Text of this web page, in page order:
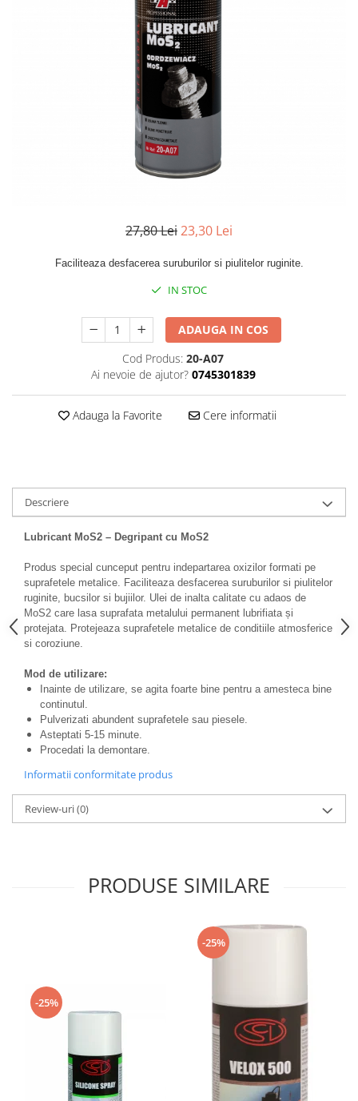
27,80 Lei23,30 Lei
Faciliteaza desfacerea suruburilor si piulitelor ruginite.
IN STOC
ADAUGA IN COS
Cod Produs: 20-A07
Ai nevoie de ajutor? 0745301839
Adauga la Favorite Cere informatii
Descriere
Lubricant MoS2 – Degripant cu MoS2
Produs special cunceput pentru indepartarea oxizilor formati pe
suprafetele metalice. Faciliteaza desfacerea suruburilor si piulitelor
ruginite, bucsilor si bujiilor. Ulei de inalta calitate cu adaos de
MoS2 care lasa suprafata metalului permanent lubrifiata și
protejata. Protejeaza suprafetele metalice de conditiile atmosferice
si coroziune.
Mod de utilizare:
nainte de utilizare, se agita foarte bine pentru a amesteca bine
continutul.
Pulverizati abundent suprafetele sau piesele.
Asteptati 5-15 minute.
Procedati la demontare.
Informatii conformitate produs
Review-uri(0)
PRODUSE SIMILARE
-25%
-25%